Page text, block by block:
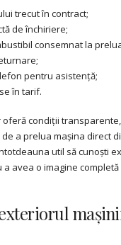
trecut în contract;
de închiriere;
consemnat la
pentru asistență;
în tarif.
condiții transparente,
a prelua mașina direct
util să cunoști
avea o imagine